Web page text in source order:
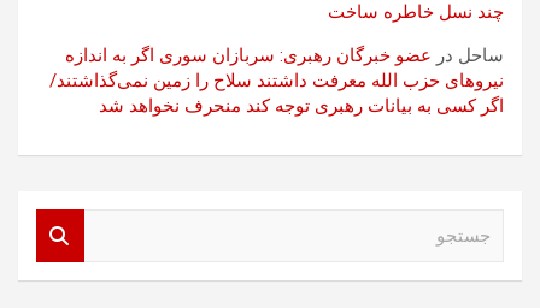
چند نسل خاطره ساخت
ساحل در عضو خبرگان رهبری: سربازان سوری اگر به اندازه
نیروهای حزب الله معرفت داشتند سلاح را زمین نمی‌گذاشتند/
اگر کسی به بیانات رهبری توجه کند منحرف نخواهد شد